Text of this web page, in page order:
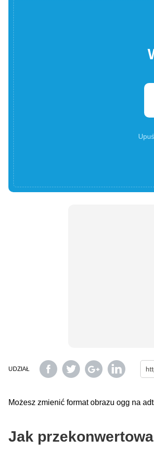
UDZIAŁ
Możesz zmienić format obrazu ogg na
Jak